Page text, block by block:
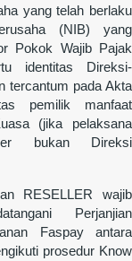
yang telah berlaku
(NIB) yang
Pokok Wajib Pajak
identitas Direksi-
tercantum pada Akta
pemilik manfaat
(jika pelaksana
bukan Direksi
RESELLER wajib
Perjanjian
Faspay antara
prosedur Know